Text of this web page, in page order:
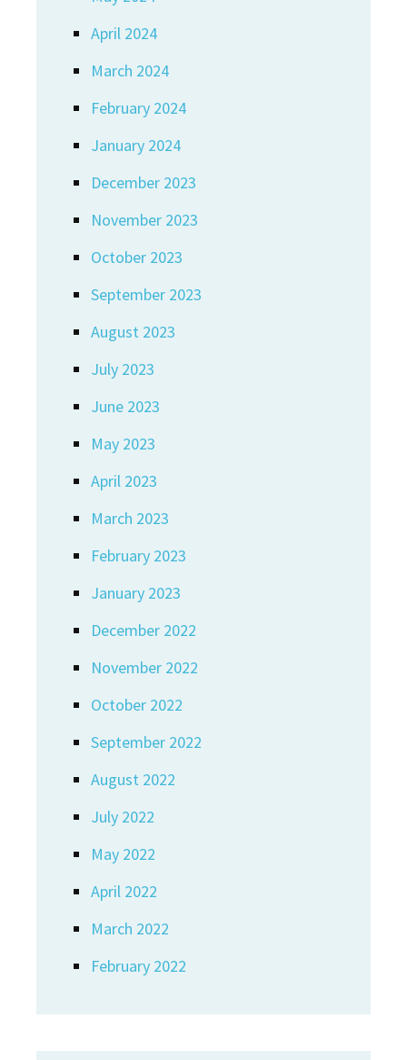
April 2024
March 2024
February 2024
January 2024
December 2023
November 2023
October 2023
September 2023
August 2023
July 2023
June 2023
May 2023
April 2023
March 2023
February 2023
January 2023
December 2022
November 2022
October 2022
September 2022
August 2022
July 2022
May 2022
April 2022
March 2022
February 2022